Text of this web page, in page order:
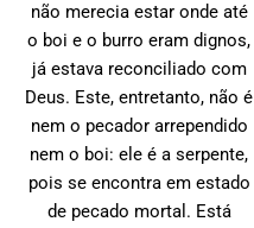
não merecia estar onde até
o boi e o burro eram dignos,
já estava reconciliado com
Deus. Este, entretanto, não é
nem o pecador arrependido
nem o boi: ele é a serpente,
pois se encontra em estado
de pecado mortal. Está